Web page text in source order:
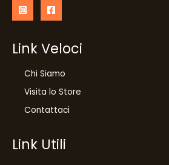
Link Veloci
Chi Siamo
Visita lo Store
Contattaci
Link Utili